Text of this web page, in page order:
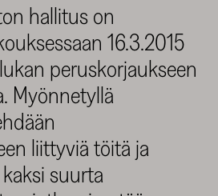
hallitus on
16.3.2015
peruskorjaukseen
Myönnetyllä
liittyviä töitä ja
suurta